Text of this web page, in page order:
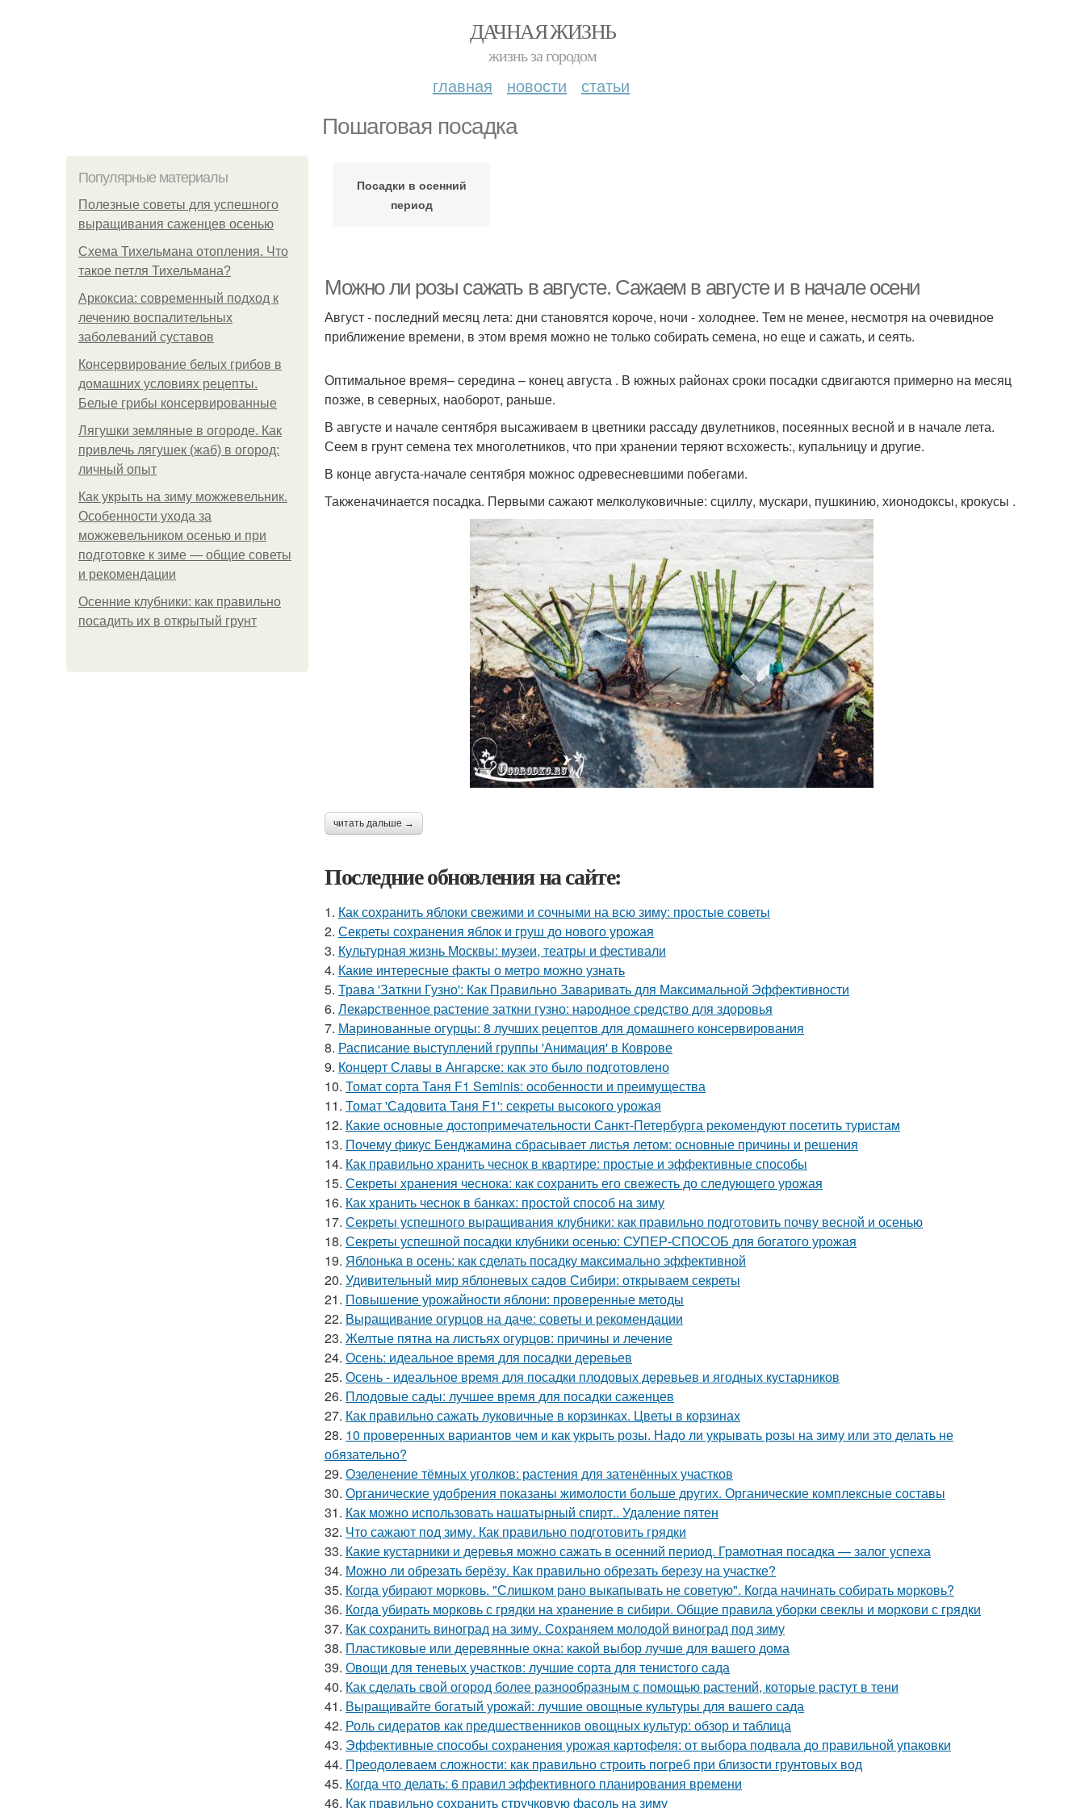
ДАЧНАЯ ЖИЗНЬ
жизнь за городом
главная новости статьи
Пошаговая посадка
Популярные материалы
Полезные советы для успешного
выращивания саженцев осенью
Схема Тихельмана отопления. Что
такое петля Тихельмана?
Аркоксиа: современный подход к
лечению воспалительных
заболеваний суставов
Консервирование белых грибов в
домашних условиях рецепты.
Белые грибы консервированные
Лягушки земляные в огороде. Как
привлечь лягушек (жаб) в огород:
личный опыт
Как укрыть на зиму можжевельник.
Особенности ухода за
можжевельником осенью и при
подготовке к зиме — общие советы
и рекомендации
Осенние клубники: как правильно
посадить их в открытый грунт
Посадки в осенний
период
Можно ли розы сажать в августе. Сажаем в августе и в начале осени
Август - последний месяц лета: дни становятся короче, ночи - холоднее. Тем не менее, несмотря на очевидное
приближение времени, в этом время можно не только собирать семена, но еще и сажать, и сеять.
Оптимальное время– середина – конец августа . В южных районах сроки посадки сдвигаются примерно на месяц
позже, в северных, наоборот, раньше.
В августе и начале сентября высаживаем в цветники рассаду двулетников, посеянных весной и в начале лета.
Сеем в грунт семена тех многолетников, что при хранении теряют всхожесть:, купальницу и другие.
В конце августа-начале сентября можнос одревесневшими побегами.
Такженачинается посадка. Первыми сажают мелколуковичные: сциллу, мускари, пушкинию, хионодоксы, крокусы .
читать дальше →
Последние обновления на сайте:
1. Как сохранить яблоки свежими и сочными на всю зиму: простые советы
2. Секреты сохранения яблок и груш до нового урожая
3. Культурная жизнь Москвы: музеи, театры и фестивали
4. Какие интересные факты о метро можно узнать
5. Трава 'Заткни Гузно': Как Правильно Заваривать для Максимальной Эффективности
6. Лекарственное растение заткни гузно: народное средство для здоровья
7. Маринованные огурцы: 8 лучших рецептов для домашнего консервирования
8. Расписание выступлений группы 'Анимация' в Коврове
9. Концерт Славы в Ангарске: как это было подготовлено
10. Томат сорта Таня F1 Seminis: особенности и преимущества
11. Томат 'Садовита Таня F1': секреты высокого урожая
12. Какие основные достопримечательности Санкт-Петербурга рекомендуют посетить туристам
13. Почему фикус Бенджамина сбрасывает листья летом: основные причины и решения
14. Как правильно хранить чеснок в квартире: простые и эффективные способы
15. Секреты хранения чеснока: как сохранить его свежесть до следующего урожая
16. Как хранить чеснок в банках: простой способ на зиму
17. Секреты успешного выращивания клубники: как правильно подготовить почву весной и осенью
18. Секреты успешной посадки клубники осенью: СУПЕР-СПОСОБ для богатого урожая
19. Яблонька в осень: как сделать посадку максимально эффективной
20. Удивительный мир яблоневых садов Сибири: открываем секреты
21. Повышение урожайности яблони: проверенные методы
22. Выращивание огурцов на даче: советы и рекомендации
23. Желтые пятна на листьях огурцов: причины и лечение
24. Осень: идеальное время для посадки деревьев
25. Осень - идеальное время для посадки плодовых деревьев и ягодных кустарников
26. Плодовые сады: лучшее время для посадки саженцев
27. Как правильно сажать луковичные в корзинках. Цветы в корзинах
28. 10 проверенных вариантов чем и как укрыть розы. Надо ли укрывать розы на зиму или это делать не
обязательно?
29. Озеленение тёмных уголков: растения для затенённых участков
30. Органические удобрения показаны жимолости больше других. Органические комплексные составы
31. Как можно использовать нашатырный спирт.. Удаление пятен
32. Что сажают под зиму. Как правильно подготовить грядки
33. Какие кустарники и деревья можно сажать в осенний период. Грамотная посадка — залог успеха
34. Можно ли обрезать берёзу. Как правильно обрезать березу на участке?
35. Когда убирают морковь. "Слишком рано выкапывать не советую". Когда начинать собирать морковь?
36. Когда убирать морковь с грядки на хранение в сибири. Общие правила уборки свеклы и моркови с грядки
37. Как сохранить виноград на зиму. Сохраняем молодой виноград под зиму
38. Пластиковые или деревянные окна: какой выбор лучше для вашего дома
39. Овощи для теневых участков: лучшие сорта для тенистого сада
40. Как сделать свой огород более разнообразным с помощью растений, которые растут в тени
41. Выращивайте богатый урожай: лучшие овощные культуры для вашего сада
42. Роль сидератов как предшественников овощных культур: обзор и таблица
43. Эффективные способы сохранения урожая картофеля: от выбора подвала до правильной упаковки
44. Преодолеваем сложности: как правильно строить погреб при близости грунтовых вод
45. Когда что делать: 6 правил эффективного планирования времени
46. Как правильно сохранить стручковую фасоль на зиму